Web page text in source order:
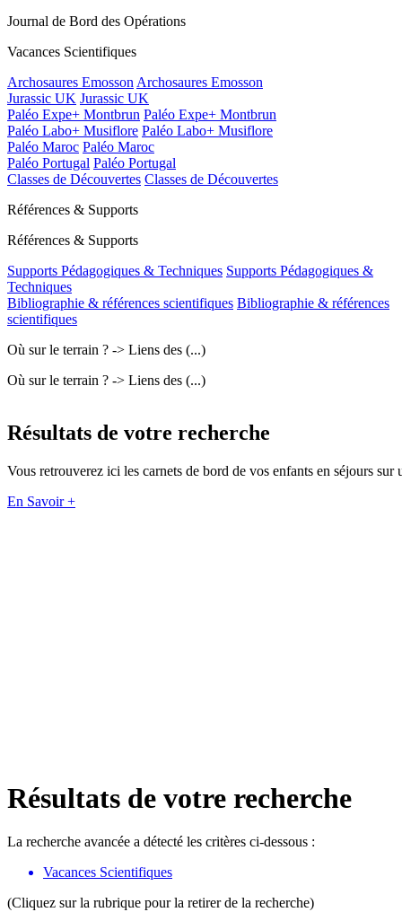
Journal de Bord des Opérations
Vacances Scientifiques
Archosaures EmossonArchosaures Emosson
Jurassic UK Jurassic UK
Paléo Expe+ Montbrun Paléo Expe+ Montbrun
Paléo Labo+ Musiflore Paléo Labo+ Musiflore
Paléo Maroc Paléo Maroc
Paléo Portugal Paléo Portugal
Classes de Découvertes Classes de Découvertes
Références & Supports
Références & Supports
Supports Pédagogiques & Techniques Supports Pédagogiques &
Techniques
Bibliographie & références scientifiques Bibliographie & références
scientifiques
Où sur le terrain ? -> Liens des (...)
Où sur le terrain ? -> Liens des (...)
Résultats de votre recherche
Vous retrouverez ici les carnets de bord de vos enfants en séjours
En Savoir +
Résultats de votre recherche
La recherche avancée a détecté les critères ci-dessous :
Vacances Scientifiques
(Cliquez sur la rubrique pour la retirer de la recherche)